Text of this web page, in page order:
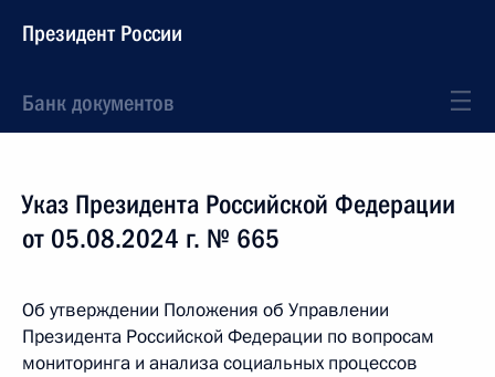
Президент России
Банк документов
Указ Президента Российской Федерации
от 05.08.2024 г. № 665
Об утверждении Положения об Управлении
Президента Российской Федерации по вопросам
мониторинга и анализа социальных процессов